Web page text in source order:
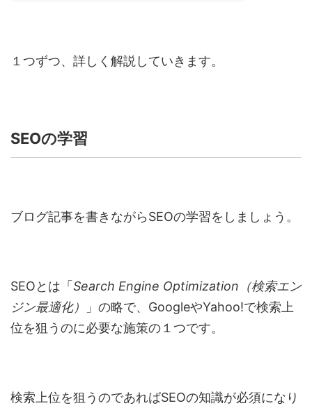
１つずつ、詳しく解説していきます。
SEOの学習
ブログ記事を書きながらSEOの学習をしましょう。
SEOとは「Search Engine Optimization（検索エン
ジン最適化）
」の略で、GoogleやYahoo!で検索上
位を狙うのに必要な施策の１つです。
検索上位を狙うのであればSEOの知識が必須になり